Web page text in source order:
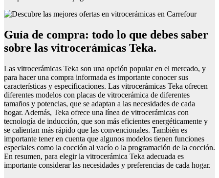
Guía de compra: todo lo que debes saber
sobre las vitrocerámicas Teka.
Las vitrocerámicas Teka son una opción popular en el mercado, y
para hacer una compra informada es importante conocer sus
características y especificaciones. Las vitrocerámicas Teka ofrecen
diferentes modelos con placas de vitrocerámica de diferentes
tamaños y potencias, que se adaptan a las necesidades de cada
hogar. Además, Teka ofrece una línea de vitrocerámicas con
tecnología de inducción, que son más eficientes energéticamente y
se calientan más rápido que las convencionales. También es
importante tener en cuenta que algunos modelos tienen funciones
especiales como la cocción al vacío o la programación de la cocción.
En resumen, para elegir la vitrocerámica Teka adecuada es
importante considerar las necesidades y preferencias de cada hogar.